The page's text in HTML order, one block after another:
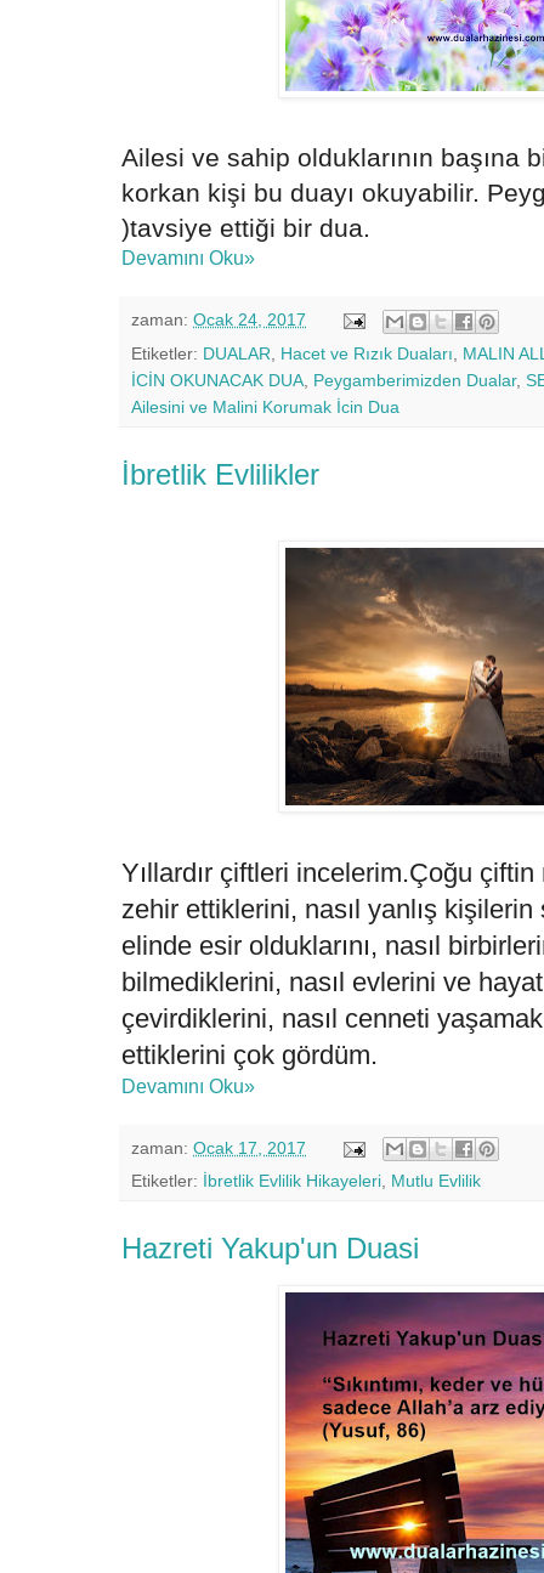
Ailesi ve sahip olduklarının başına
korkan kişi bu duayı okuyabilir.
)tavsiye ettiği bir dua.
Devamını Oku»
zaman: Ocak 24, 2017
Etiketler: DUALAR Hacet ve Rızık Duaları
MALIN
İCİN OKUNACAK DUA Peygamberimizden Dualar,
Ailesini ve Malini Korumak İcin Dua
İbretlik Evlilikler
Yıllardır çiftleri incelerim.Çoğu çiftin
zehir ettiklerini, nasıl yanlış
elinde esir olduklarını, nasıl
bilmediklerini, nasıl evlerini ve
çevirdiklerini, nasıl cenneti
ettiklerini çok gördüm.
Devamını Oku»
zaman: Ocak 17, 2017
Etiketler: İbretlik Evlilik Hikayeleri, Mutlu Evlilik
Hazreti Yakup'un Duasi